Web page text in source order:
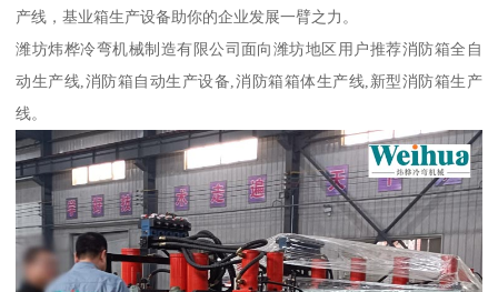
产线，基业箱生产设备助你的企业发展一臂之力。
潍坊炜桦冷弯机械制造有限公司面向潍坊地区用户推荐消防箱全自
动生产线,消防箱自动生产设备,消防箱箱体生产线,新型消防箱生产
线。